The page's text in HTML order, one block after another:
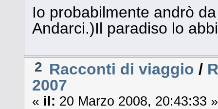
Io probabilmente andrò
Andarci.)Il paradiso lo
2 Racconti di viaggio /
2007
« il: 20 Marzo 2008, 20:43:33 »